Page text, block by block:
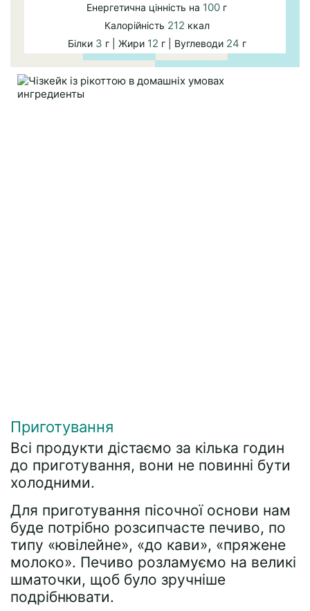
Енергетична цінність на 100 г
Калорійність 212 ккал
Білки 3 г | Жири 12 г | Вуглеводи 24 г
Приготування
Всі продукти дістаємо за кілька годин
до приготування, вони не повинні бути
холодними.
Для приготування пісочної основи нам
буде потрібно розсипчасте печиво, по
типу «ювілейне», «до кави», «пряжене
молоко». Печиво розламуємо на великі
шматочки, щоб було зручніше
подрібнювати.